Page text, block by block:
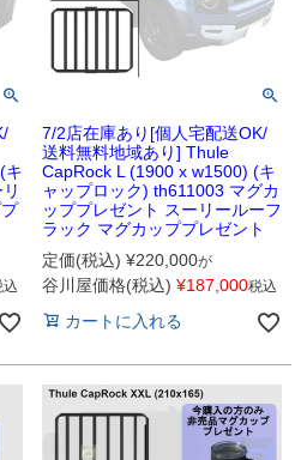
キ
込
7/2店在庫あり[個人宅配送OK/
送料無料地域あり] Thule
CapRock L (1900 x w1500) (キ
ャップロック) th611003 マグカ
ッププレゼント スーリールーフ
ラック マグカッププレゼント
定価(税込) ¥220,000が
谷川屋価格(税込) ¥187,000税込
カートに入れる